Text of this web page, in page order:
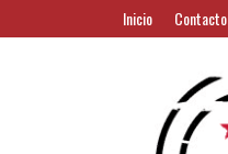
Inicio Contacto